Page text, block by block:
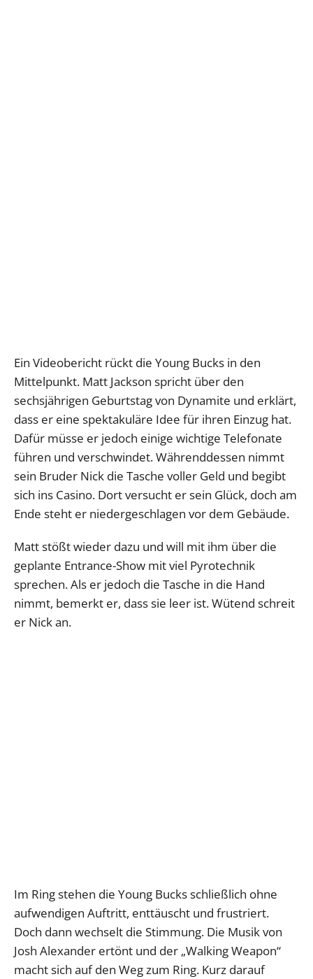
Ein Videobericht rückt die Young Bucks in den
Mittelpunkt. Matt Jackson spricht über den
sechsjährigen Geburtstag von Dynamite und erklärt,
dass er eine spektakuläre Idee für ihren Einzug hat.
Dafür müsse er jedoch einige wichtige Telefonate
führen und verschwindet. Währenddessen nimmt
sein Bruder Nick die Tasche voller Geld und begibt
sich ins Casino. Dort versucht er sein Glück, doch am
Ende steht er niedergeschlagen vor dem Gebäude.
Matt stößt wieder dazu und will mit ihm über die
geplante Entrance-Show mit viel Pyrotechnik
sprechen. Als er jedoch die Tasche in die Hand
nimmt, bemerkt er, dass sie leer ist. Wütend schreit
er Nick an.
Im Ring stehen die Young Bucks schließlich ohne
aufwendigen Auftritt, enttäuscht und frustriert.
Doch dann wechselt die Stimmung. Die Musik von
Josh Alexander ertönt und der „Walking Weapon“
macht sich auf den Weg zum Ring. Kurz darauf